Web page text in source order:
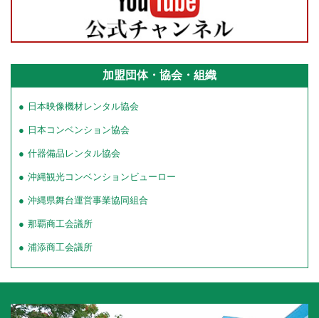
加盟団体・協会・組織
日本映像機材レンタル協会
日本コンベンション協会
什器備品レンタル協会
沖縄観光コンベンションビューロー
沖縄県舞台運営事業協同組合
那覇商工会議所
浦添商工会議所